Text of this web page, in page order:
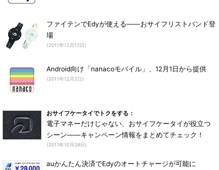
ファイテンでEdyが使える――おサイフリストバンド登
場
(2011年12月12日)
Android向け「nanacoモバイル」、12月1日から提供
(2011年12月2日)
おサイフケータイでトクをする：
電子マネーだけじゃない、おサイフケータイが役立つ
シーン――キャンペーン情報をまとめてチェック！
(2011年10月28日)
auかんたん決済でEdyのオートチャージが可能に